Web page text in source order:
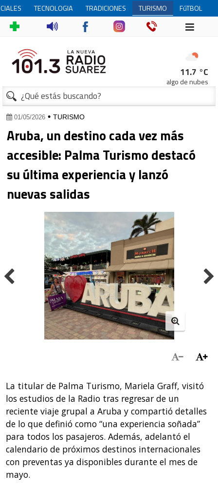
TECNOLOGIA TRADICIONES TURISMO
FúTBOL
FEMENINO
11.7 °C
algo de nubes
01/05/2026• TURISMO
Aruba, un destino cada vez más
accesible: Palma Turismo destacó
su última experiencia y lanzó
nuevas salidas
1
La titular de Palma Turismo, Mariela Graff, visitó
los estudios de la Radio tras regresar de un
reciente viaje grupal a Aruba y compartió detalles
de lo que definió como “una experiencia soñada”
para todos los pasajeros. Además, adelantó el
calendario de próximos destinos internacionales
con preventas ya disponibles durante el mes de
mayo.